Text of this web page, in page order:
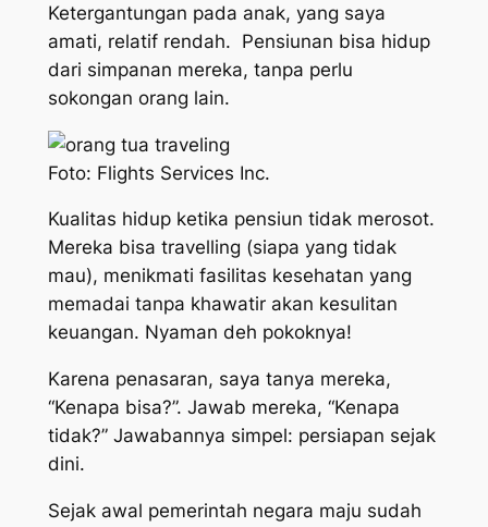
Ketergantungan pada anak, yang saya
amati, relatif rendah. Pensiunan bisa hidup
dari simpanan mereka, tanpa perlu
sokongan orang lain.
Foto: Flights Services Inc.
Kualitas hidup ketika pensiun tidak merosot.
Mereka bisa travelling (siapa yang tidak
mau), menikmati fasilitas kesehatan yang
memadai tanpa khawatir akan kesulitan
keuangan. Nyaman deh pokoknya!
Karena penasaran, saya tanya mereka,
“Kenapa bisa?”. Jawab mereka, “Kenapa
tidak?” Jawabannya simpel: persiapan sejak
dini.
Sejak awal pemerintah negara maju sudah